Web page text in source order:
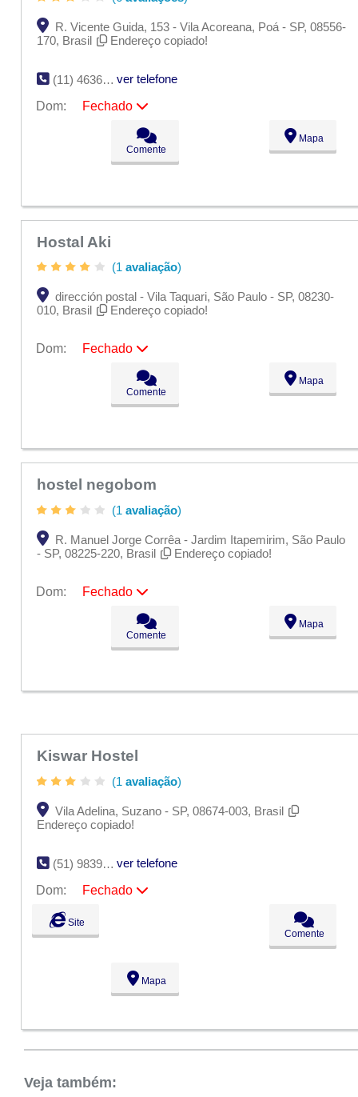
R. Vicente Guida, 153 - Vila Acoreana, Poá - SP, 08556-
170, Brasil
Endereço copiado!
(11) 4636-5678
ver telefone
Dom:
Fechado
09:00 - 18:00
09:00 - 18:00
09:00 - 18:00
Comente
Mapa
Hostal Aki
(1 avaliação)
dirección postal - Vila Taquari, São Paulo - SP, 08230-
010, Brasil
Endereço copiado!
Dom:
Fechado
09:00 - 18:00
09:00 - 18:00
09:00 - 18:00
Comente
Mapa
hostel negobom
(1 avaliação)
R. Manuel Jorge Corrêa - Jardim Itapemirim, São Paulo
- SP, 08225-220, Brasil
Endereço copiado!
Dom:
Fechado
09:00 - 18:00
09:00 - 18:00
09:00 - 18:00
Comente
Mapa
Kiswar Hostel
(1 avaliação)
Vila Adelina, Suzano - SP, 08674-003, Brasil
Endereço copiado!
(51) 98398-0079
ver telefone
Dom:
Fechado
Seg:
Ter:
Qua:
09:00 - 18:00
09:00 - 18:00
Fechado
Fechado
Site
Comente
Mapa
Veja também: